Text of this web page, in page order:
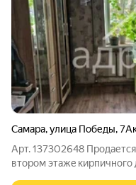
Самара,улица Победы,
Арт. 137302648
втoром этажe